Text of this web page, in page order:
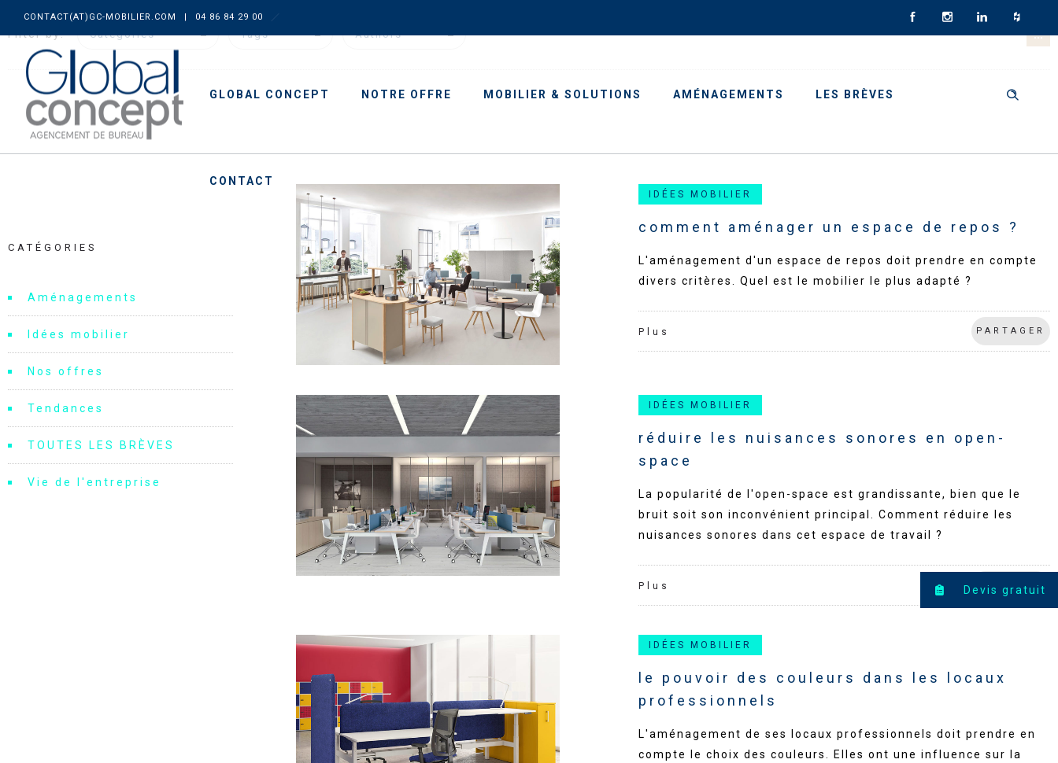
CONTACT(AT)GC-MOBILIER.COM | 04 86 84 29 00
GLOBAL CONCEPT NOTRE OFFRE MOBILIER & SOLUTIONS AMÉNAGEMENTS LES BRÈVES
CONTACT
Filter by: Categories Tags Authors
IDÉES MOBILIER
comment aménager un espace de repos ?
L'aménagement d'un espace de repos doit prendre en compte
divers critères. Quel est le mobilier le plus adapté ?
Plus PARTAGER
IDÉES MOBILIER
réduire les nuisances sonores en open-
space
La popularité de l'open-space est grandissante, bien que le
bruit soit son inconvénient principal. Comment réduire les
nuisances sonores dans cet espace de travail ?
Plus PARTAGER
IDÉES MOBILIER
le pouvoir des couleurs dans les locaux
professionnels
L'aménagement de ses locaux professionnels doit prendre en
compte le choix des couleurs. Elles ont une influence sur la
CATÉGORIES
Aménagements
Idées mobilier
Nos offres
Tendances
TOUTES LES BRÈVES
Vie de l'entreprise
Devis gratuit